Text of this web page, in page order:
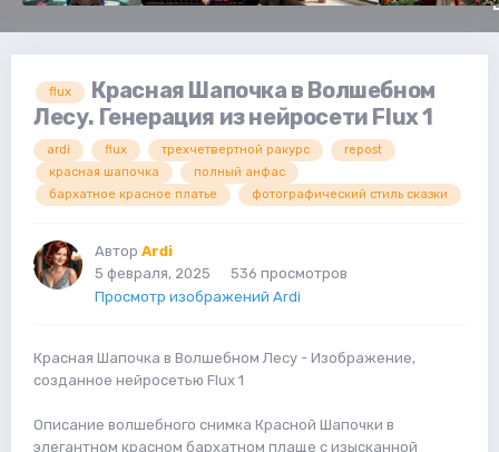
flux
Красная Шапочка в Волшебном
Лесу. Генерация из нейросети Flux 1
ardi flux трехчетвертной ракурс
repost
красная шапочка
полный анфас
бархатное красное платье
фотографический стиль сказки
Автор Ardi
5 февраля, 2025
536 просмотров
Просмотр изображений Ardi
Красная Шапочка в Волшебном Лесу - Изображение,
созданное нейросетью Flux 1
Описание волшебного снимка Красной Шапочки в
элегантном красном бархатном плаще с изысканной